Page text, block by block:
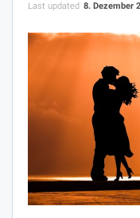
Last updated 8. Dezember